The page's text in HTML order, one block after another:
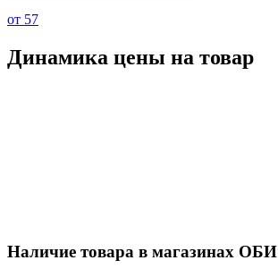
от 57
Динамика цены на товар
Наличие товара в магазинах ОБИ